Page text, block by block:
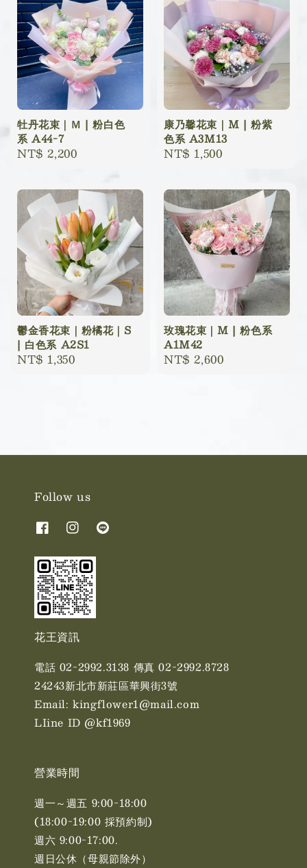
牡丹花束｜Ｍ | 粉白色
系 A44-7
Regular
NT$ 2,200
康乃馨花束｜M | 粉紫
色系 A3M13
Regular
NT$ 1,500
鬱金香花束｜粉橘花｜S
| 白色系 A2S1
Regular
NT$ 1,350
玫瑰花束｜M | 粉色系
A1M42
Regular
NT$ 2,600
Follow us
花王資訊
電話 02-2992.3138 傳真 02-2992.8728
24243新北市新莊區華興街3號
Email: kingflower1@mail.com
LIine ID @kf1969
營業時間
週一～週五 9:00-18:00
(18:00-19:00 採預約制)
週六 9:00-17:00. ​​
週日公休（母親節除外）